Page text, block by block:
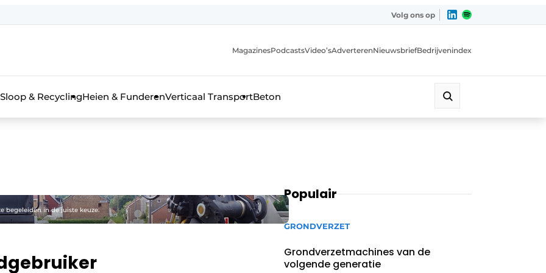
de aanmelding
voor de aanmelding FR
& bouwmachines
Volg ons op
MagazinesPodcastsVideo’sAdverterenNieuwsbriefBedrijvenindex
Sloop & RecyclingHeien & FunderenVerticaal TransportBeton
begeleiden in de juiste keuze.
Populair
GRONDVERZET
Grondverzetmachines van de
volgende generatie